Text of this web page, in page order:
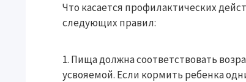
Что касается профилактических
следующих правил:
Пища должна соответствовать
усвояемой. Если кормить ребенка